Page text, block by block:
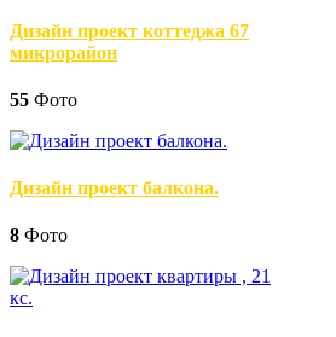
Дизайн проект коттеджа 67
микрорайон
55 Фото
Дизайн проект балкона.
8 Фото